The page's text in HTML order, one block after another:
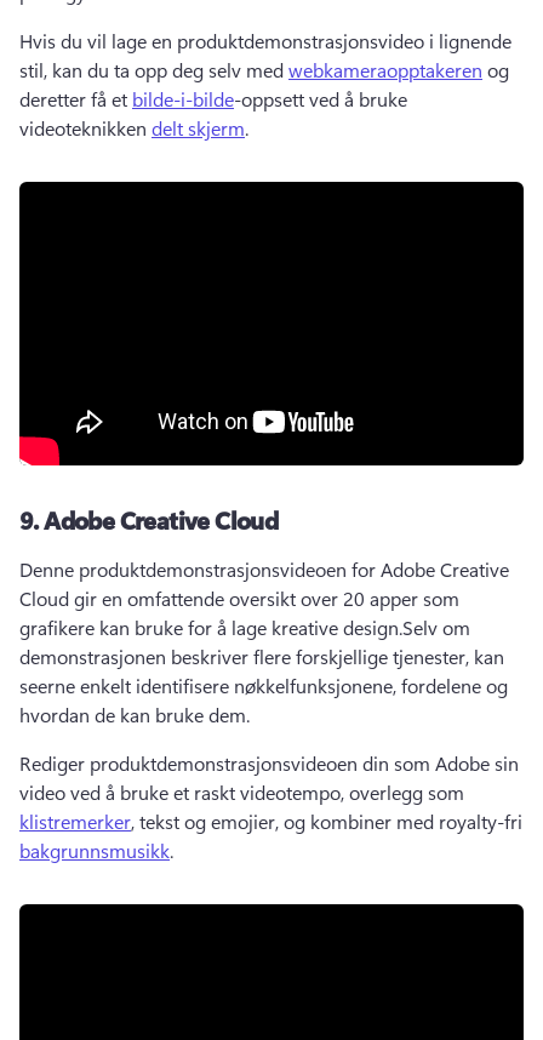
Hvis du vil lage en produktdemonstrasjonsvideo i lignende
stil, kan du ta opp deg selv med webkameraopptakeren og
deretter få et bilde-i-bilde-oppsett ved å bruke
videoteknikken delt skjerm.
9.Adobe Creative Cloud
Denne produktdemonstrasjonsvideoen for Adobe Creative
Cloud gir en omfattende oversikt over 20 apper som
grafikere kan bruke for å lage kreative design.Selv om
demonstrasjonen beskriver flere forskjellige tjenester, kan
seerne enkelt identifisere nøkkelfunksjonene, fordelene og
hvordan de kan bruke dem.
Rediger produktdemonstrasjonsvideoen din som Adobe sin
video ved å bruke et raskt videotempo, overlegg som
klistremerker
bakgrunnsmusikk.